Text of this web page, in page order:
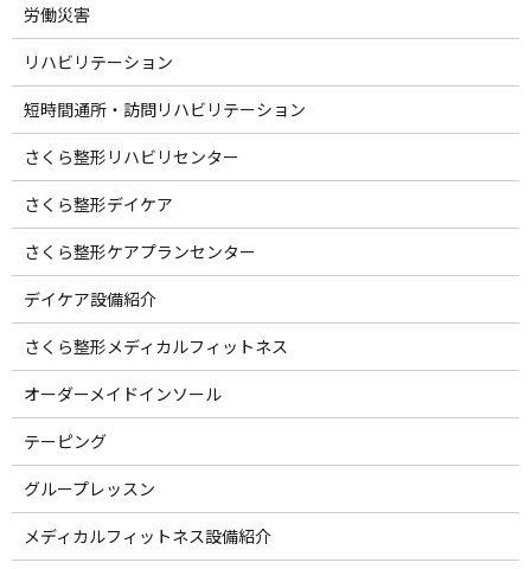
労働災害
リハビリテーション
短時間通所・訪問リハビリテーション
さくら整形リハビリセンター
さくら整形デイケア
さくら整形ケアプランセンター
デイケア設備紹介
さくら整形メディカルフィットネス
オーダーメイドインソール
テーピング
グループレッスン
メディカルフィットネス設備紹介